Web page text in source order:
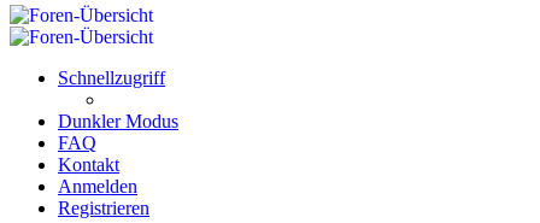
Schnellzugriff
Dunkler Modus
FAQ
Kontakt
Anmelden
Registrieren